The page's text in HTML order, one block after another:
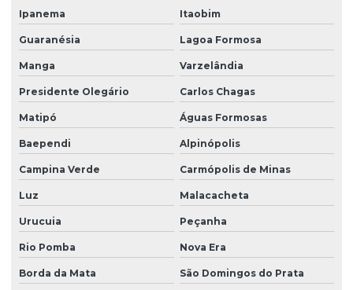
Ipanema Itaobim
Guaranésia Lagoa Formosa
Manga Varzelândia
Presidente Olegário Carlos Chagas
Matipó Águas Formosas
Baependi Alpinópolis
Campina Verde Carmópolis de Minas
Luz Malacacheta
Urucuia Peçanha
Rio Pomba Nova Era
Borda da Mata São Domingos do Prata